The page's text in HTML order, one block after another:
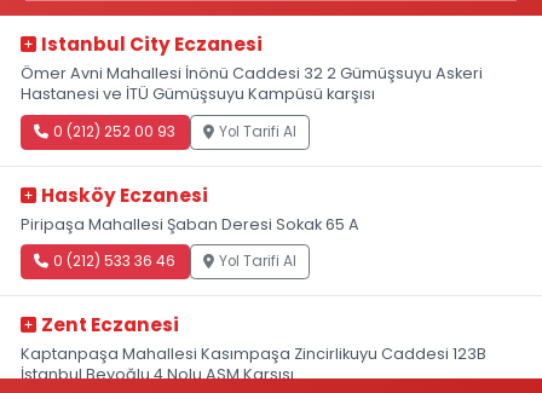
Istanbul City Eczanesi
Ömer Avni Mahallesi İnönü Caddesi 32 2 Gümüşsuyu Askeri
Hastanesi ve İTÜ Gümüşsuyu Kampüsü karşısı
0 (212) 252 00 93 Yol Tarifi Al
Hasköy Eczanesi
Piripaşa Mahallesi Şaban Deresi Sokak 65 A
0 (212) 533 36 46 Yol Tarifi Al
Zent Eczanesi
Kaptanpaşa Mahallesi Kasımpaşa Zincirlikuyu Caddesi 123B
İstanbul Beyoğlu 4 Nolu ASM Karşısı